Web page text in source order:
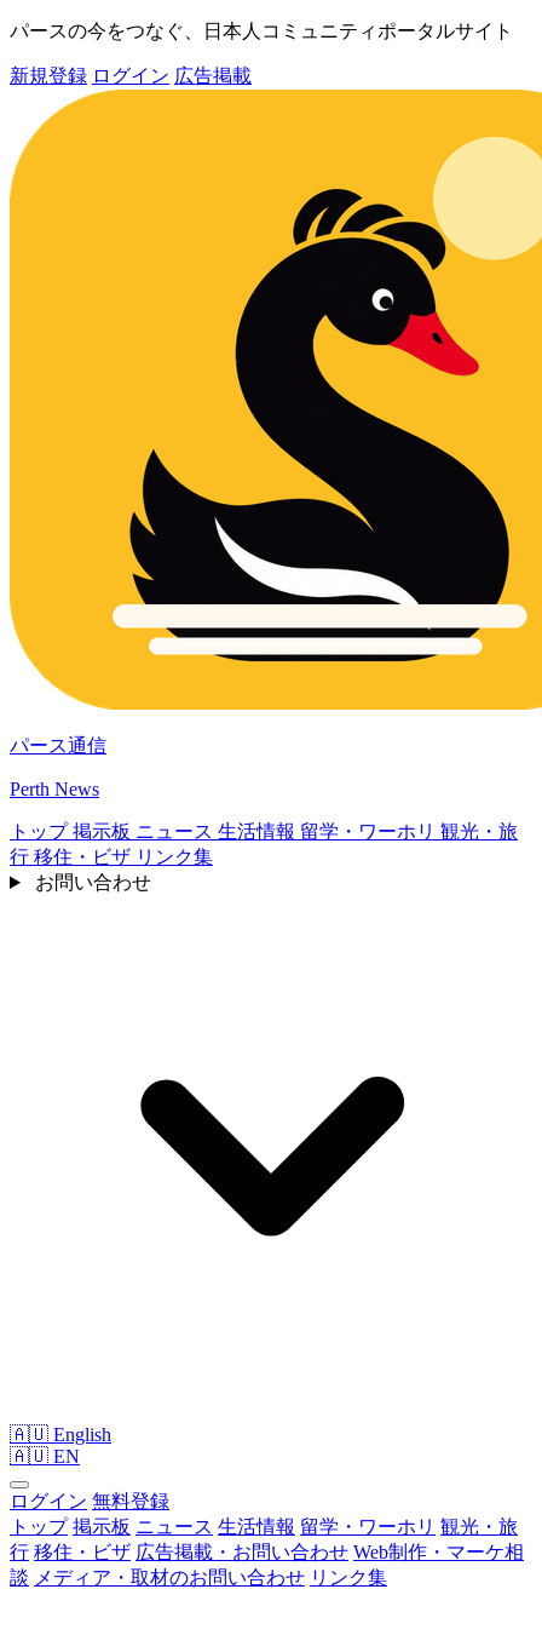
パースの今をつなぐ、日本人コミュニティポータルサイト
新規登録 ログイン 広告掲載
パース通信
Perth News
トップ掲示板 ニュース 生活情報 留学・ワーホリ 観光・旅
行 移住・ビザ リンク集
お問い合わせ
🇦🇺 English
🇦🇺 EN
ログイン 無料登録
トップ 掲示板 ニュース 生活情報 留学・ワーホリ 観光・旅
行 移住・ビザ 広告掲載・お問い合わせ Web制作・マーケ相
談 メディア・取材のお問い合わせ リンク集